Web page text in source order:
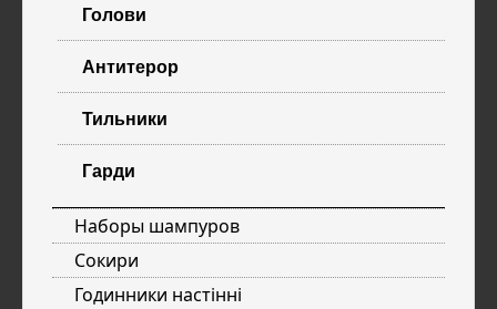
Голови
Антитерор
Тильники
Гарди
Наборы шампуров
Сокири
Годинники настінні